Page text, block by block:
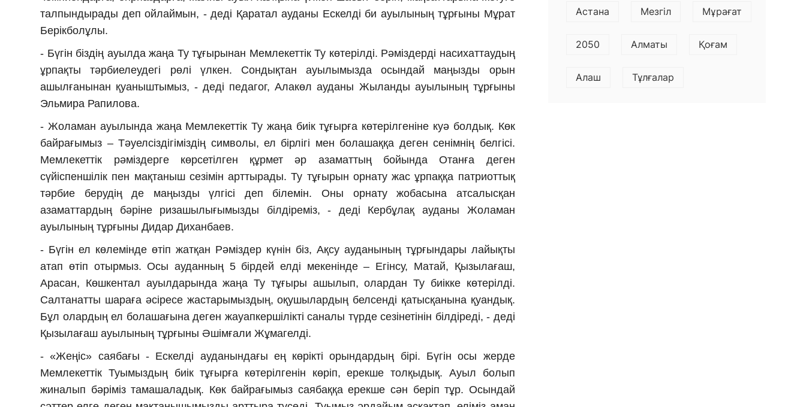
талпындырады деп ойлаймын, - деді Қаратал ауданы Ескелді би ауылының тұрғыны Мұрат
Берікболұлы.
- Бүгін біздің ауылда жаңа Ту тұғырынан Мемлекеттік Ту көтерілді. Рәміздерді насихаттаудың
ұрпақты тәрбиелеудегі рөлі үлкен. Сондықтан ауылымызда осындай маңызды орын
ашылғанынан қуаныштымыз, - деді педагог, Алакөл ауданы Жыланды ауылының тұрғыны
Эльмира Рапилова.
- Жоламан ауылында жаңа Мемлекеттік Ту жаңа биік тұғырға көтерілгеніне куә болдық. Көк
байрағымыз – Тәуелсіздігіміздің символы, ел бірлігі мен болашаққа деген сенімнің белгісі.
Мемлекеттік рәміздерге көрсетілген құрмет әр азаматтың бойында Отанға деген
сүйіспеншілік пен мақтаныш сезімін арттырады. Ту тұғырын орнату жас ұрпаққа патриоттық
тәрбие берудің де маңызды үлгісі деп білемін. Оны орнату жобасына атсалысқан
азаматтардың бәріне ризашылығымызды білдіреміз, - деді Кербұлақ ауданы Жоламан
ауылының тұрғыны Дидар Диханбаев.
- Бүгін ел көлемінде өтіп жатқан Рәміздер күнін біз, Ақсу ауданының тұрғындары лайықты
атап өтіп отырмыз. Осы ауданның 5 бірдей елді мекенінде – Егінсу, Матай, Қызылағаш,
Арасан, Көшкентал ауылдарында жаңа Ту тұғыры ашылып, олардан Ту биікке көтерілді.
Салтанатты шараға әсіресе жастарымыздың, оқушылардың белсенді қатысқанына қуандық.
Бұл олардың ел болашағына деген жауапкершілікті саналы түрде сезінетінін білдіреді, - деді
Қызылағаш ауылының тұрғыны Әшімғали Жұмагелді.
- «Жеңіс» саябағы - Ескелді ауданындағы ең көрікті орындардың бірі. Бүгін осы жерде
Мемлекеттік Туымыздың биік тұғырға көтерілгенін көріп, ерекше толқыдық. Ауыл болып
жиналып бәріміз тамашаладық. Көк байрағымыз саябаққа ерекше сән беріп тұр. Осындай
Астана Мезгіл Мұрағат
2050 Алматы Қоғам
Алаш Тұлғалар